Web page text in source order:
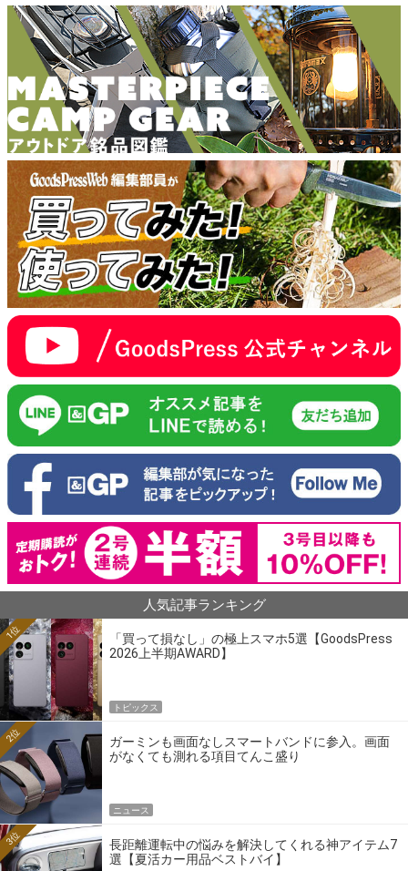
人気記事ランキング
「買って損なし」の極上スマホ5選【GoodsPress
2026上半期AWARD】
1位
トピックス
ガーミンも画面なしスマートバンドに参入。画面
がなくても測れる項目てんこ盛り
2位
ニュース
長距離運転中の悩みを解決してくれる神アイテム7
選【夏活カー用品ベストバイ】
3位